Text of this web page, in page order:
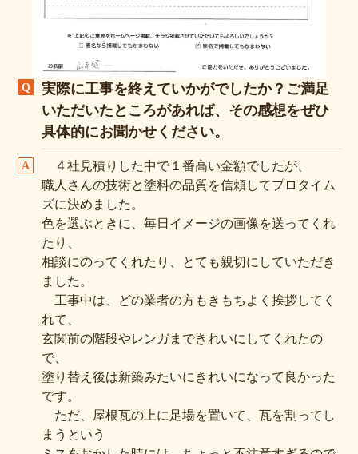
実際に工事を終えていかがでしたか？ご満足
いただいたところがあれば、その感想をぜひ
具体的にお聞かせください。
４社見積りした中で１番高い金額でしたが、
職人さんの技術と塗料の品質を信頼してプロタイム
ズに決めました。
色を選ぶときに、毎日イメージの画像を送ってくれ
たり、
相談にのってくれたり、とても親切にしていただき
ました。
工事中は、どの業者の方もきもちよく挨拶してく
れて、
玄関前の階段やレンガまできれいにしてくれたの
で、
塗り替え後は新築みたいにきれいになって良かった
です。
ただ、屋根瓦の上に足場を置いて、瓦を割ってし
まうという